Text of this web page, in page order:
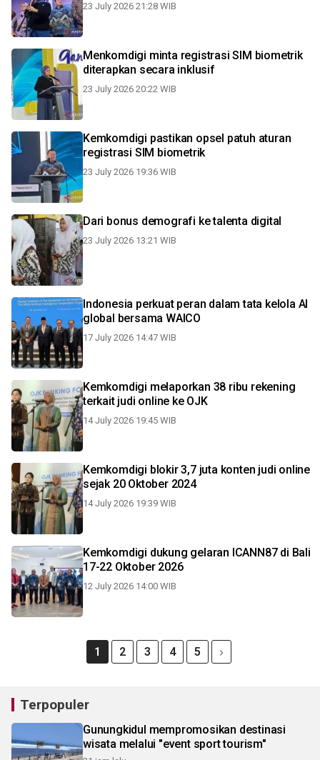
23 July 2026 21:28 WIB
Menkomdigi minta registrasi SIM biometrik
diterapkan secara inklusif
23 July 2026 20:22 WIB
Kemkomdigi pastikan opsel patuh aturan
registrasi SIM biometrik
23 July 2026 19:36 WIB
Dari bonus demografi ke talenta digital
23 July 2026 13:21 WIB
Indonesia perkuat peran dalam tata kelola AI
global bersama WAICO
17 July 2026 14:47 WIB
Kemkomdigi melaporkan 38 ribu rekening
terkait judi online ke OJK
14 July 2026 19:45 WIB
Kemkomdigi blokir 3,7 juta konten judi online
sejak 20 Oktober 2024
14 July 2026 19:39 WIB
Kemkomdigi dukung gelaran ICANN87 di Bali
17-22 Oktober 2026
12 July 2026 14:00 WIB
1 2 3 4 5
Terpopuler
Gunungkidul mempromosikan destinasi
wisata melalui "event sport tourism"